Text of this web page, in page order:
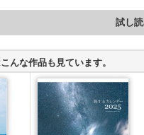
試し
んな作品も見ています。